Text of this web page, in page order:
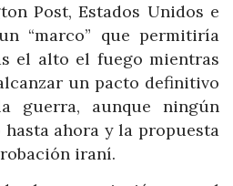
Post, Estados Unidos e
“marco” que permitiría
el alto el fuego mientras
un pacto definitivo
guerra, aunque ningún
ahora y la propuesta
iraní.